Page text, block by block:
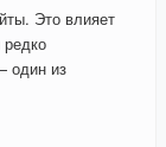
Это влияет
один из